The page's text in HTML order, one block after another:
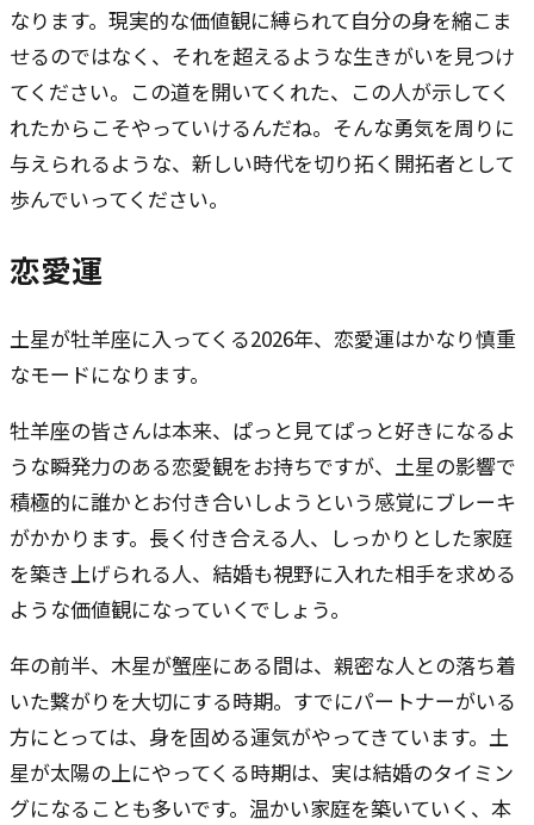
なります。現実的な価値観に縛られて自分の身を縮こま
せるのではなく、それを超えるような生きがいを見つけ
てください。この道を開いてくれた、この人が示してく
れたからこそやっていけるんだね。そんな勇気を周りに
与えられるような、新しい時代を切り拓く開拓者として
歩んでいってください。
恋愛運
土星が牡羊座に入ってくる2026年、恋愛運はかなり慎重
なモードになります。
牡羊座の皆さんは本来、ぱっと見てぱっと好きになるよ
うな瞬発力のある恋愛観をお持ちですが、土星の影響で
積極的に誰かとお付き合いしようという感覚にブレーキ
がかかります。長く付き合える人、しっかりとした家庭
を築き上げられる人、結婚も視野に入れた相手を求める
ような価値観になっていくでしょう。
年の前半、木星が蟹座にある間は、親密な人との落ち着
いた繋がりを大切にする時期。すでにパートナーがいる
方にとっては、身を固める運気がやってきています。土
星が太陽の上にやってくる時期は、実は結婚のタイミン
グになることも多いです。温かい家庭を築いていく、本